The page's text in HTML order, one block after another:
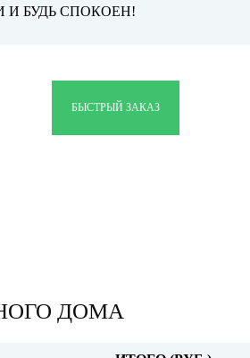
И БУДЬ СПОКОЕН!
БЫСТРЫЙ ЗАКАЗ
ДОМА